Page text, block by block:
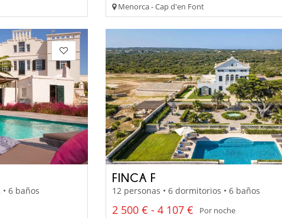
Menorca - Cap d'en Font
6 baños
FINCA F
12 personas • 6 dormitorios • 6 baños
2 500 € - 4 107 €
Por noche